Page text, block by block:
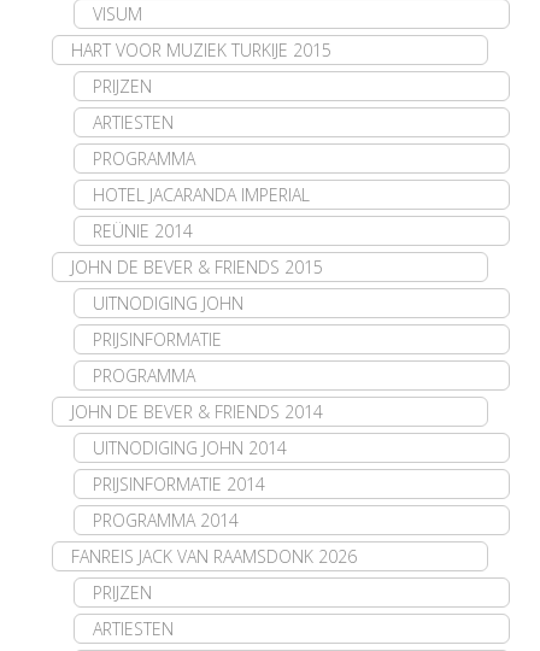
VISUM
HART VOOR MUZIEK TURKIJE 2015
PRIJZEN
ARTIESTEN
PROGRAMMA
HOTEL JACARANDA IMPERIAL
REÜNIE 2014
JOHN DE BEVER & FRIENDS 2015
UITNODIGING JOHN
PRIJSINFORMATIE
PROGRAMMA
JOHN DE BEVER & FRIENDS 2014
UITNODIGING JOHN 2014
PRIJSINFORMATIE 2014
PROGRAMMA 2014
FANREIS JACK VAN RAAMSDONK 2026
PRIJZEN
ARTIESTEN